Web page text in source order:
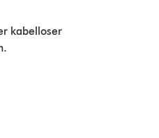
kabelloser